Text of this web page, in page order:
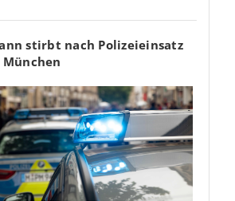
stirbt nach Polizeieinsatz